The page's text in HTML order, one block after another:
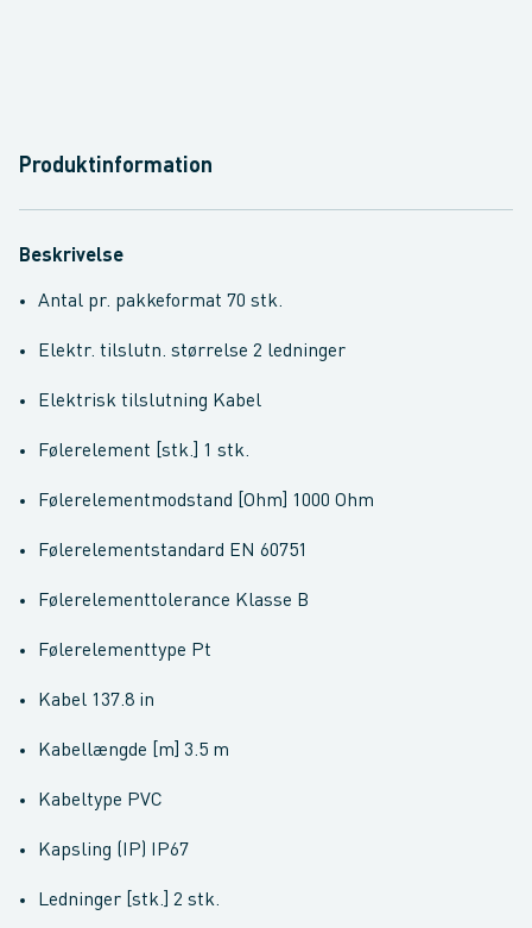
Produktinformation
Beskrivelse
Antal pr. pakkeformat 70 stk.
Elektr. tilslutn. størrelse 2 ledninger
Elektrisk tilslutning Kabel
Følerelement [stk.] 1 stk.
Følerelementmodstand [Ohm] 1000 Ohm
Følerelementstandard EN 60751
Følerelementtolerance Klasse B
Følerelementtype Pt
Kabel 137.8 in
Kabellængde [m] 3.5 m
Kabeltype PVC
Kapsling (IP) IP67
Ledninger [stk.] 2 stk.